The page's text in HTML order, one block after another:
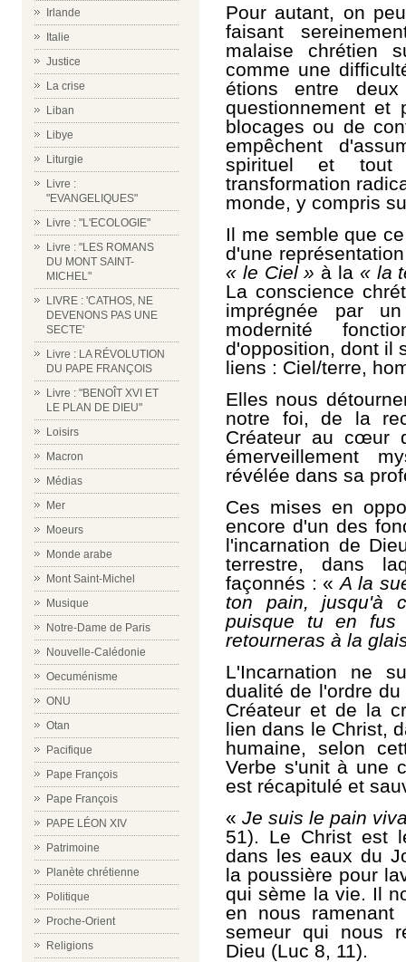
Irlande
Italie
Justice
La crise
Liban
Libye
Liturgie
Livre :
"EVANGELIQUES"
Livre : "L'ECOLOGIE"
Livre : "LES ROMANS
DU MONT SAINT-
MICHEL"
LIVRE : 'CATHOS, NE
DEVENONS PAS UNE
SECTE'
Livre : LA RÉVOLUTION
DU PAPE FRANÇOIS
Livre : "BENOÎT XVI ET
LE PLAN DE DIEU"
Loisirs
Macron
Médias
Mer
Moeurs
Monde arabe
Mont Saint-Michel
Musique
Notre-Dame de Paris
Nouvelle-Calédonie
Oecuménisme
ONU
Otan
Pacifique
Pape François
Pape François
PAPE LÉON XIV
Patrimoine
Planète chrétienne
Politique
Proche-Orient
Religions
Pour autant, on
faisant
malaise chrétien
comme une
étions entre
questionnement et
blocages ou de
empêchent
spirituel et
transformation
monde, y compris
Il me semble que
d'une
« le Ciel » à la « la
La conscience
imprégnée par
modernité
d'opposition, dont il
liens : Ciel/terre,
Elles nous
notre foi, de la
Créateur au cœur
émerveillement
révélée dans sa
Ces mises en
encore d'un des
l'incarnation de
terrestre, dans
façonnés : «A la
ton pain, jusqu'à
puisque tu en
retourneras à la
L'Incarnation ne
dualité de l'ordre
Créateur et de la
lien dans le Christ,
humaine, selon
Verbe s'unit à une
est récapitulé et
« Je suis le pain
51). Le Christ est
dans les eaux du
la poussière pour
qui sème la vie. Il
en nous
semeur qui nous
Dieu (Luc 8, 11).